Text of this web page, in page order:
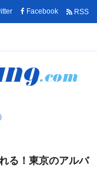
Facebook RSS
る！東京のアルバ